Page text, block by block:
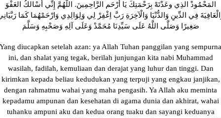
المَحْمُودْ الذِي وعَدْتَهْ بِرَحْمَتِكَ يَا أَرْحَم الرَّاحِمِينَ. اللَّهُمَّ إِنِّي أَسْالكُ العَفْوَ
فِي الدِّينِ وَالدُّنْيَا وَالْآخِرَةِ رَبَّ اِغْفِرْ لِي وَلِوَالِدِي وَارْحَمْهُمَا كَمَا
صَغِيرًا وَصَلَّى اللَّهُ عَلَى سَيِّدِنَا مُحَمَّدْ وَعَلَى آلِهِ وَصَحْبِهِ وَسَلَّمَ
Yang diucapkan setelah azan: ya Allah Tuhan panggilan yang sempurna
ini, dan shalat yang tegak, berilah junjungan kita nabi Muhammad
wasilah, fadilah, kemuliaan dan derajat yang luhur dan tinggi. Dan
kirimkan kepada beliau kedudukan yang terpuji yang engkau janjikan,
dengan rahmatmu wahai yang maha pengasih. Ya Allah aku meminta
kepadamu ampunan dan kesehatan di agama dunia dan akhirat, wahai
tuhanku ampuni aku dan kedua orang tuaku dan sayangi keduanya